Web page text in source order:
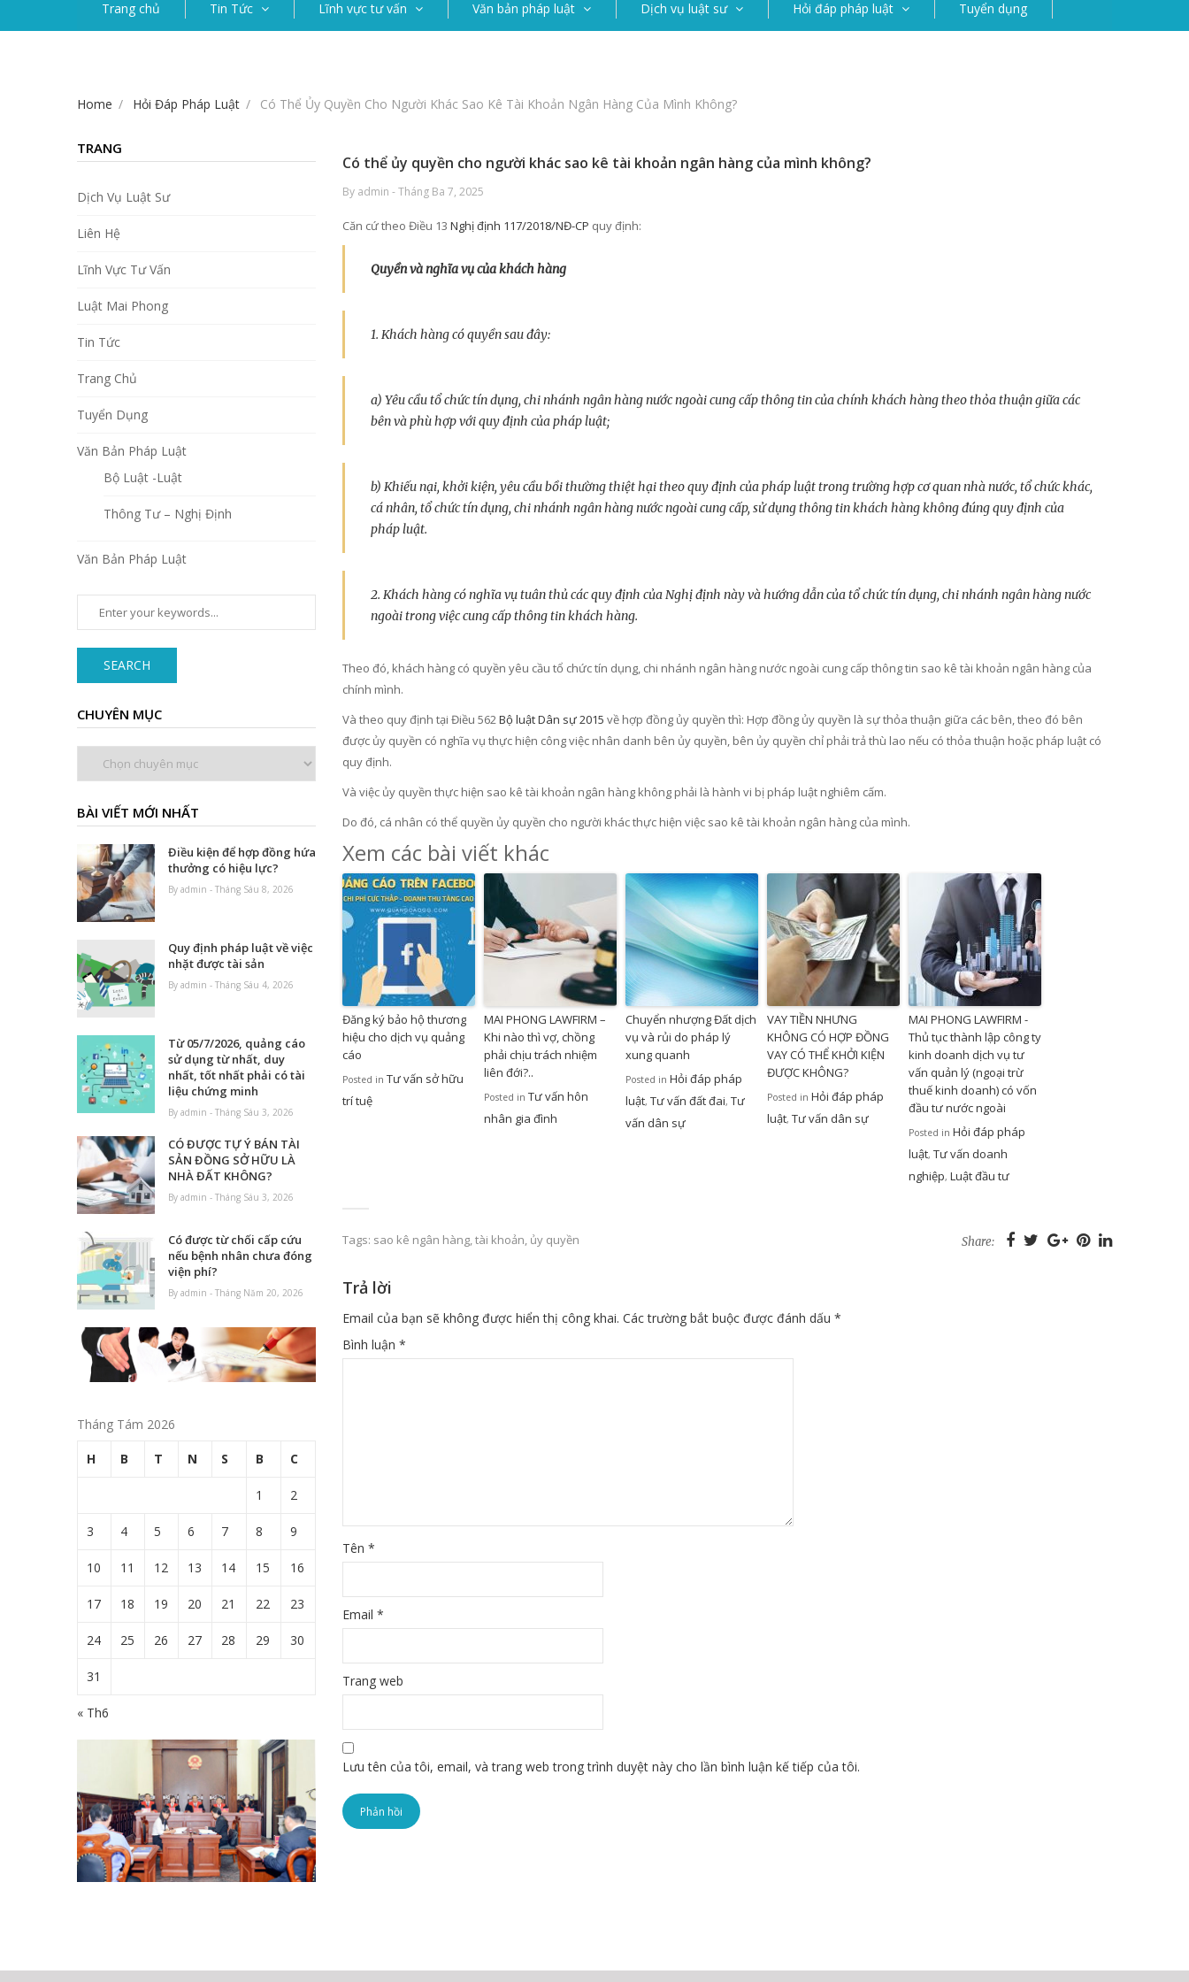
Trang chủ Tin Tức Lĩnh vực tư vấn Văn bản pháp luật Dịch vụ luật sư Hỏi đáp pháp luật Tuyển dụng
Home Hỏi Đáp Pháp Luật Có Thể Ủy Quyền Cho Người Khác Sao Kê Tài Khoản Ngân Hàng Của Mình Không?
Có thể ủy quyền cho người khác sao kê tài khoản ngân hàng của mình không?
By admin - Tháng Ba 7, 2025
Căn cứ theo Điều 13 Nghị định 117/2018/NĐ-CP quy định:
Quyền và nghĩa vụ của khách hàng
1. Khách hàng có quyền sau đây:
a) Yêu cầu tổ chức tín dụng, chi nhánh ngân hàng nước ngoài cung cấp thông tin của chính khách hàng theo thỏa thuận giữa các
bên và phù hợp với quy định của pháp luật;
b) Khiếu nại, khởi kiện, yêu cầu bồi thường thiệt hại theo quy định của pháp luật trong trường hợp cơ quan nhà nước, tổ chức khác,
cá nhân, tổ chức tín dụng, chi nhánh ngân hàng nước ngoài cung cấp, sử dụng thông tin khách hàng không đúng quy định của
pháp luật.
2. Khách hàng có nghĩa vụ tuân thủ các quy định của Nghị định này và hướng dẫn của tổ chức tín dụng, chi nhánh ngân hàng nước
ngoài trong việc cung cấp thông tin khách hàng.
Theo đó, khách hàng có quyền yêu cầu tổ chức tín dụng, chi nhánh ngân hàng nước ngoài cung cấp thông tin sao kê tài khoản ngân hàng của
chính mình.
Và theo quy định tại Điều 562Bộ luật Dân sự 2015 về hợp đồng ủy quyền thì: Hợp đồng ủy quyền là sự thỏa thuận giữa các bên, theo đó bên
được ủy quyền có nghĩa vụ thực hiện công việc nhân danh bên ủy quyền, bên ủy quyền chỉ phải trả thù lao nếu có thỏa thuận hoặc pháp luật có
quy định.
Và việc ủy quyền thực hiện sao kê tài khoản ngân hàng không phải là hành vi bị pháp luật nghiêm cấm.
Do đó, cá nhân có thể quyền ủy quyền cho người khác thực hiện việc sao kê tài khoản ngân hàng của mình.
Xem các bài viết khác
Đăng ký bảo hộ thương
hiệu cho dịch vụ quảng
cáo
Posted in Tư vấn sở hữu
trí tuệ
MAI PHONG LAWFIRM –
Khi nào thì vợ, chồng
phải chịu trách nhiệm
liên đới?..
Posted in Tư vấn hôn
nhân gia đình
Chuyển nhượng Đất dịch
vụ và rủi do pháp lý
xung quanh
Posted in Hỏi đáp pháp
luật, Tư vấn đất đai, Tư
vấn dân sự
VAY TIỀN NHƯNG
KHÔNG CÓ HỢP ĐỒNG
VAY CÓ THỂ KHỞI KIỆN
ĐƯỢC KHÔNG?
Posted in Hỏi đáp pháp
luật, Tư vấn dân sự
MAI PHONG LAWFIRM -
Thủ tục thành lập công ty
kinh doanh dịch vụ tư
vấn quản lý (ngoại trừ
thuế kinh doanh) có vốn
đầu tư nước ngoài
Posted in Hỏi đáp pháp
luật, Tư vấn doanh
nghiệp, Luật đầu tư
Tags: sao kê ngân hàng,tài khoản, ủy quyền Share:
Trả lời
Email của bạn sẽ không được hiển thị công khai. Các trường bắt buộc được đánh dấu *
Bình luận *
Tên *
Email *
Trang web
Lưu tên của tôi, email, và trang web trong trình duyệt này cho lần bình luận kế tiếp của tôi.
TRANG
Dịch Vụ Luật Sư
Liên Hệ
Lĩnh Vực Tư Vấn
Luật Mai Phong
Tin Tức
Trang Chủ
Tuyển Dụng
Văn Bản Pháp Luật
Bộ Luật -Luật
Thông Tư – Nghị Định
Văn Bản Pháp Luật
SEARCH
CHUYÊN MỤC
BÀI VIẾT MỚI NHẤT
Điều kiện để hợp đồng hứa
thưởng có hiệu lực?
By admin - Tháng Sáu 8, 2026
Quy định pháp luật về việc
nhặt được tài sản
By admin - Tháng Sáu 4, 2026
Từ 05/7/2026, quảng cáo
sử dụng từ nhất, duy
nhất, tốt nhất phải có tài
liệu chứng minh
By admin - Tháng Sáu 3, 2026
CÓ ĐƯỢC TỰ Ý BÁN TÀI
SẢN ĐỒNG SỞ HỮU LÀ
NHÀ ĐẤT KHÔNG?
By admin - Tháng Sáu 3, 2026
Có được từ chối cấp cứu
nếu bệnh nhân chưa đóng
viện phí?
By admin - Tháng Năm 20, 2026
Tháng Tám 2026
H B T N S B C
1 2
3 4 5 6 7 8 9
10 11 12 13 14 15 16
17 18 19 20 21 22 23
24 25 26 27 28 29 30
31
« Th6